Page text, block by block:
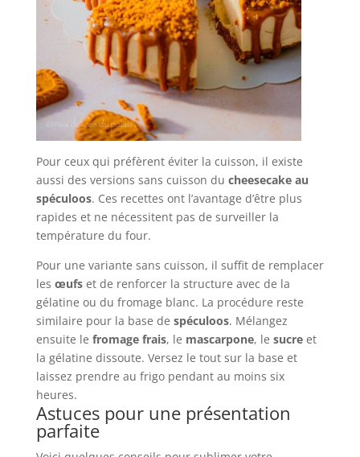
Pour ceux qui préfèrent éviter la cuisson, il existe
aussi des versions sans cuisson du cheesecake au
spéculoos. Ces recettes ont l’avantage d’être plus
rapides et ne nécessitent pas de surveiller la
température du four.
Pour une variante sans cuisson, il suffit de remplacer
les œufset de renforcer la structure avec de la
gélatine ou du fromage blanc. La procédure reste
similaire pour la base de spéculoos. Mélangez
ensuite le fromage frais, le mascarpone, le sucreet
la gélatine dissoute. Versez le tout sur la base et
laissez prendre au frigo pendant au moins six
heures.
Astuces pour une présentation
parfaite